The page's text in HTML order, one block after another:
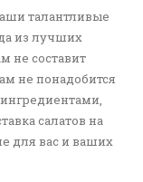
талантливые
из лучших
не составит
не понадобится
салатов на
для вас и ваших
в свои